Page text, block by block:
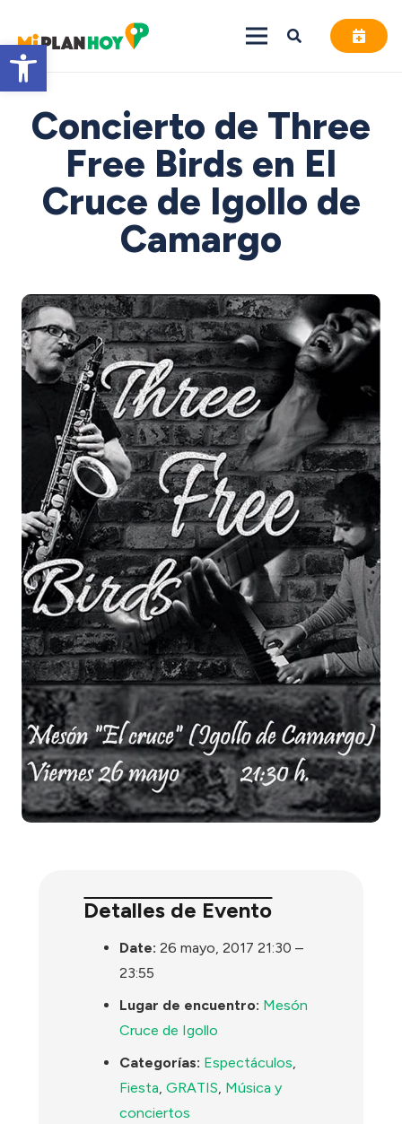
Abrir barra de herramientas
Concierto de Three
Free Birds en El
Cruce de Igollo de
Camargo
Detalles de Evento
Date: 26 mayo, 2017 21:30 –
23:55
Lugar de encuentro: Mesón
Cruce de Igollo
Categorías: Espectáculos,
Fiesta,GRATIS, Música y
conciertos